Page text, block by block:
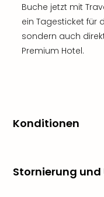
Buche jetzt mit
ein Tagesticket für
sondern auch
Premium Hotel.
Konditionen
Stornierung